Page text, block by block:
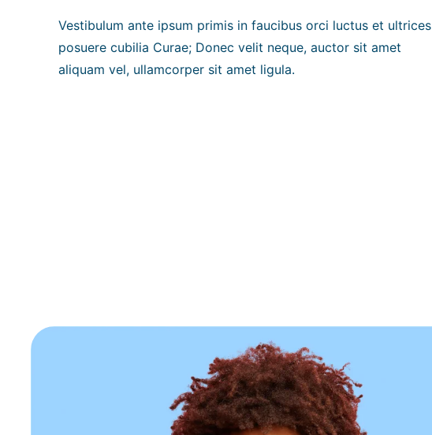
Vestibulum ante ipsum primis in faucibus orci luctus et ultrices
posuere cubilia Curae; Donec velit neque, auctor sit amet
aliquam vel, ullamcorper sit amet ligula.